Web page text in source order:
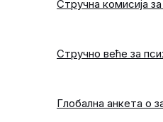
Стручна комисија
Стручно веће за
Глобална анкета о